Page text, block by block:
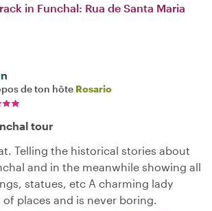
in Funchal: Rua de Santa Maria
de ton hôte Rosario
tour
Telling the historical stories about
and in the meanwhile showing all
statues, etc A charming lady
places and is never boring.